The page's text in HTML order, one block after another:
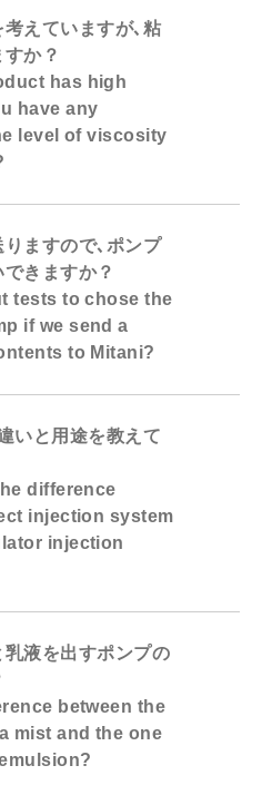
えていますが､粘
か？
has high
have any
level of viscosity
ますので､ポンプ
きますか？
tests to chose the
if we send a
to Mitani?
いと用途を教えて
difference
injection system
injection
液を出すポンプの
between the
mist and the one